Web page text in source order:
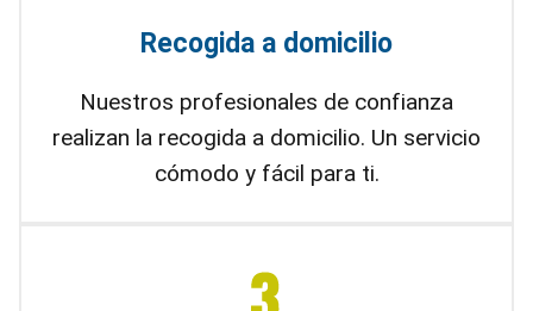
Recogida a domicilio
Nuestros profesionales de confianza
realizan la recogida a domicilio. Un servicio
cómodo y fácil para ti.